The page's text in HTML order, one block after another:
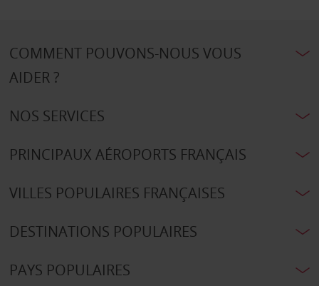
COMMENT POUVONS-NOUS VOUS
AIDER ?
NOS SERVICES
PRINCIPAUX AÉROPORTS FRANÇAIS
VILLES POPULAIRES FRANÇAISES
DESTINATIONS POPULAIRES
PAYS POPULAIRES